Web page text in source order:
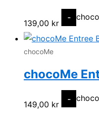
139,00 kr
-
chocoMe
chocoMe
149,00 kr
-